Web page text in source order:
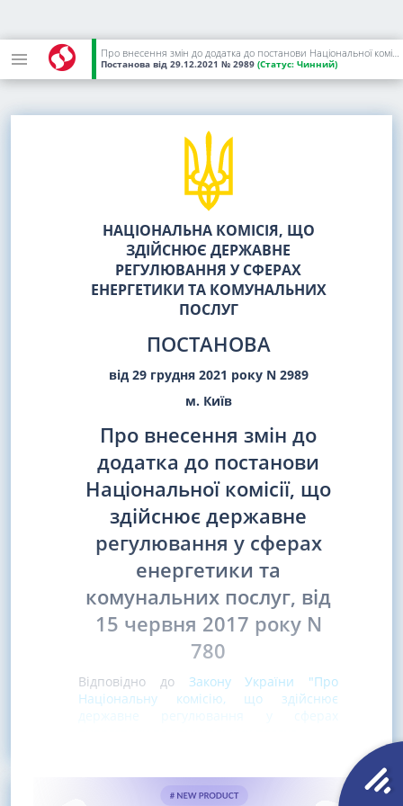
Про внесення змін до додатка до постанови Національної комісії, що здійснює державне регулювання у сферах енергетики та комунальних послуг, від 15 червня 2017 року N 780
Постанова від 29.12.2021 № 2989 (Статус: Чинний)
НАЦІОНАЛЬНА КОМІСІЯ, ЩО
ЗДІЙСНЮЄ ДЕРЖАВНЕ
РЕГУЛЮВАННЯ У СФЕРАХ
ЕНЕРГЕТИКИ ТА КОМУНАЛЬНИХ
ПОСЛУГ
ПОСТАНОВА
від 29 грудня 2021 року N 2989
м. Київ
Про внесення змін до
додатка до постанови
Національної комісії, що
здійснює державне
регулювання у сферах
енергетики та
комунальних послуг, від
15 червня 2017 року N
780
Відповідно до Закону України "Про
Національну комісію, що здійснює
державне регулювання у сферах